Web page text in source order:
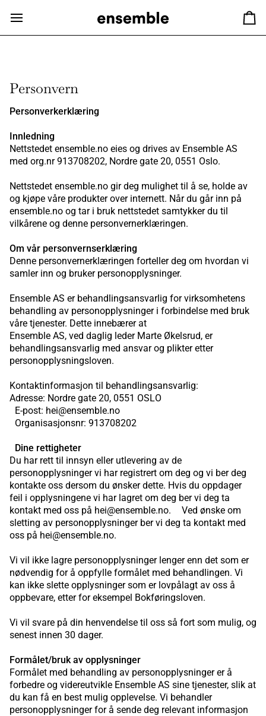
Personvern
Personverkerklæring
Innledning
Nettstedet ensemble.no eies og drives av Ensemble AS
med org.nr 913708202, Nordre gate 20, 0551 Oslo.
Nettstedet ensemble.no gir deg mulighet til å se, holde av
og kjøpe våre produkter over internett. Når du går inn på
ensemble.no og tar i bruk nettstedet samtykker du til
vilkårene og denne personvernerklæringen.
Om vår personvernserklæring
Denne personvernerklæringen forteller deg om hvordan vi
samler inn og bruker personopplysninger.
Ensemble AS er behandlingsansvarlig for virksomhetens
behandling av personopplysninger i forbindelse med bruk
våre tjenester. Dette innebærer at
Ensemble AS, ved daglig leder Marte Økelsrud, er
behandlingsansvarlig med ansvar og plikter etter
personopplysningsloven.
Kontaktinformasjon til behandlingsansvarlig:
Adresse: Nordre gate 20, 0551 OSLO
E-post: hei@ensemble.no
Organisasjonsnr: 913708202
Dine rettigheter
Du har rett til innsyn eller utlevering av de
personopplysninger vi har registrert om deg og vi ber deg
kontakte oss dersom du ønsker dette. Hvis du oppdager
feil i opplysningene vi har lagret om deg ber vi deg ta
kontakt med oss på hei@ensemble.no. Ved ønske om
sletting av personopplysninger ber vi deg ta kontakt med
oss på hei@ensemble.no.
Vi vil ikke lagre personopplysninger lenger enn det som er
nødvendig for å oppfylle formålet med behandlingen. Vi
kan ikke slette opplysninger som er lovpålagt av oss å
oppbevare, etter for eksempel Bokføringsloven.
Vi vil svare på din henvendelse til oss så fort som mulig, og
senest innen 30 dager.
Formålet/bruk av opplysninger
Formålet med behandling av personopplysninger er å
forbedre og videreutvikle Ensemble AS sine tjenester, slik at
du kan få en best mulig opplevelse. Vi behandler
personopplysninger for å sende deg relevant informasjon